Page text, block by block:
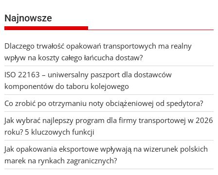
Najnowsze
Dlaczego trwałość opakowań transportowych ma realny
wpływ na koszty całego łańcucha dostaw?
ISO 22163 – uniwersalny paszport dla dostawców
komponentów do taboru kolejowego
Co zrobić po otrzymaniu noty obciążeniowej od spedytora?
Jak wybrać najlepszy program dla firmy transportowej w 2026
roku? 5 kluczowych funkcji
Jak opakowania eksportowe wpływają na wizerunek polskich
marek na rynkach zagranicznych?